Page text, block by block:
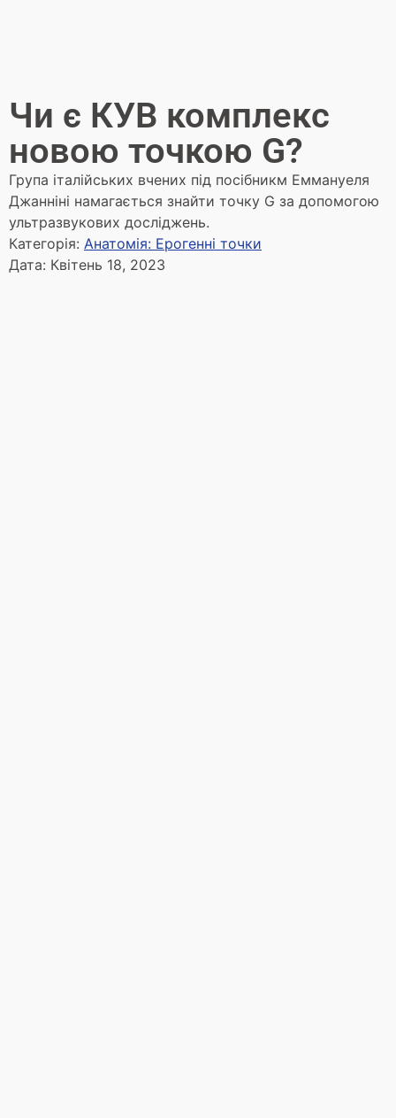
Чи є КУВ комплекс
новою точкою G?
Група італійських вчених під посібникм Еммануеля
Джанніні намагається знайти точку G за допомогою
ультразвукових досліджень.
Категорія: Анатомія: Ерогенні точки
Дата: Квітень 18, 2023